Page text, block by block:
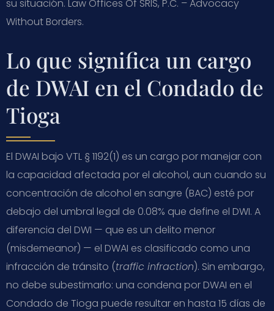
su situación. Law Offices Of SRIS, P.C. – Advocacy
Without Borders.
Lo que significa un cargo
de DWAI en el Condado de
Tioga
El DWAI bajo VTL § 1192(1) es un cargo por manejar con
la capacidad afectada por el alcohol, aun cuando su
concentración de alcohol en sangre (BAC) esté por
debajo del umbral legal de 0.08% que define el DWI. A
diferencia del DWI — que es un delito menor
(misdemeanor) — el DWAI es clasificado como una
infracción de tránsito (traffic infraction). Sin embargo,
no debe subestimarlo: una condena por DWAI en el
Condado de Tioga puede resultar en hasta 15 días de